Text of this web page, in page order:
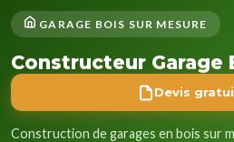
GARAGE BOIS SUR MESURE
Constructeur Garage
Devis
Construction de garages en bois sur